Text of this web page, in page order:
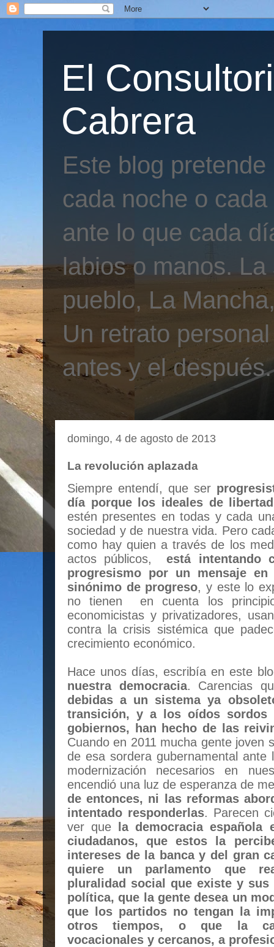
El
Cabrera
Este blog
cada noche o
ante lo que cada
labios o manos.
pueblo, La
Un retrato
antes y el después.
domingo, 4 de agosto de 2013
La revolución aplazada
Siempre entendí, que ser
día porque los ideales de
estén presentes en todas y cada
sociedad y de nuestra vida. Pero
como hay quien a través de los
actos públicos,está intentando
progresismo por un mensaje
sinónimo de progreso, y este lo
no tienen en cuenta los
economicistas y privatizadores,
contra la crisis sistémica que
crecimiento económico.
Hace unos días, escribía en este
nuestra democracia. Carencias
debidas a un sistema ya
transición, y a los oídos sordos
gobiernos, han hecho de las
Cuando en 2011 mucha gente joven
de esa sordera gubernamental
modernización necesarios en
encendió una luz de esperanza de
de entonces, ni las reformas
intentado responderlas. Parecen
ver que
la democracia
ciudadanos, que estos la
intereses de la banca y del gran
quiere un parlamento que
pluralidad social que existe y
política, que la gente desea un
que los partidos no tengan la
otros tiempos, o que la
vocacionales y cercanos, a